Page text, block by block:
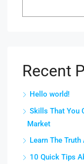
Recent
Hello world!
Skills That You
Market
Learn The
10 Quick Tips